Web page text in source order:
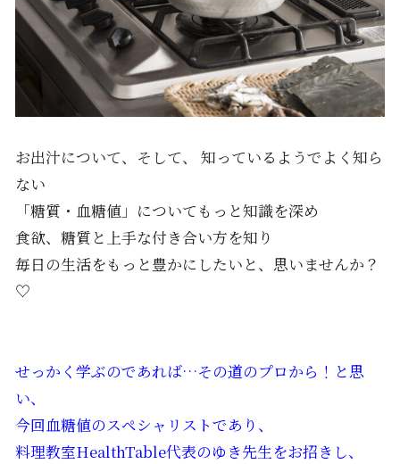
お出汁について、そして、 知っているようでよく知ら
ない
「糖質・血糖値」についてもっと知識を深め
食欲、糖質と上手な付き合い方を知り
毎日の生活をもっと豊かにしたいと、思いませんか？
♡
せっかく学ぶのであれば…その道のプロから！と思
い、
今回血糖値のスペシャリストであり、
料理教室HealthTable代表のゆき先生をお招きし、